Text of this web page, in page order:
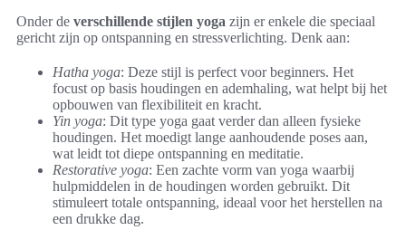
Onder de verschillende stijlen yoga zijn er enkele die speciaal
gericht zijn op ontspanning en stressverlichting. Denk aan:
Hatha yoga: Deze stijl is perfect voor beginners. Het
focust op basis houdingen en ademhaling, wat helpt bij het
opbouwen van flexibiliteit en kracht.
Yin yoga: Dit type yoga gaat verder dan alleen fysieke
houdingen. Het moedigt lange aanhoudende poses aan,
wat leidt tot diepe ontspanning en meditatie.
Restorative yoga: Een zachte vorm van yoga waarbij
hulpmiddelen in de houdingen worden gebruikt. Dit
stimuleert totale ontspanning, ideaal voor het herstellen na
een drukke dag.